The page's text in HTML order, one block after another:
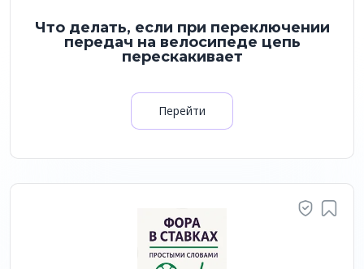
Что делать, если при переключении
передач на велосипеде цепь
перескакивает
Перейти